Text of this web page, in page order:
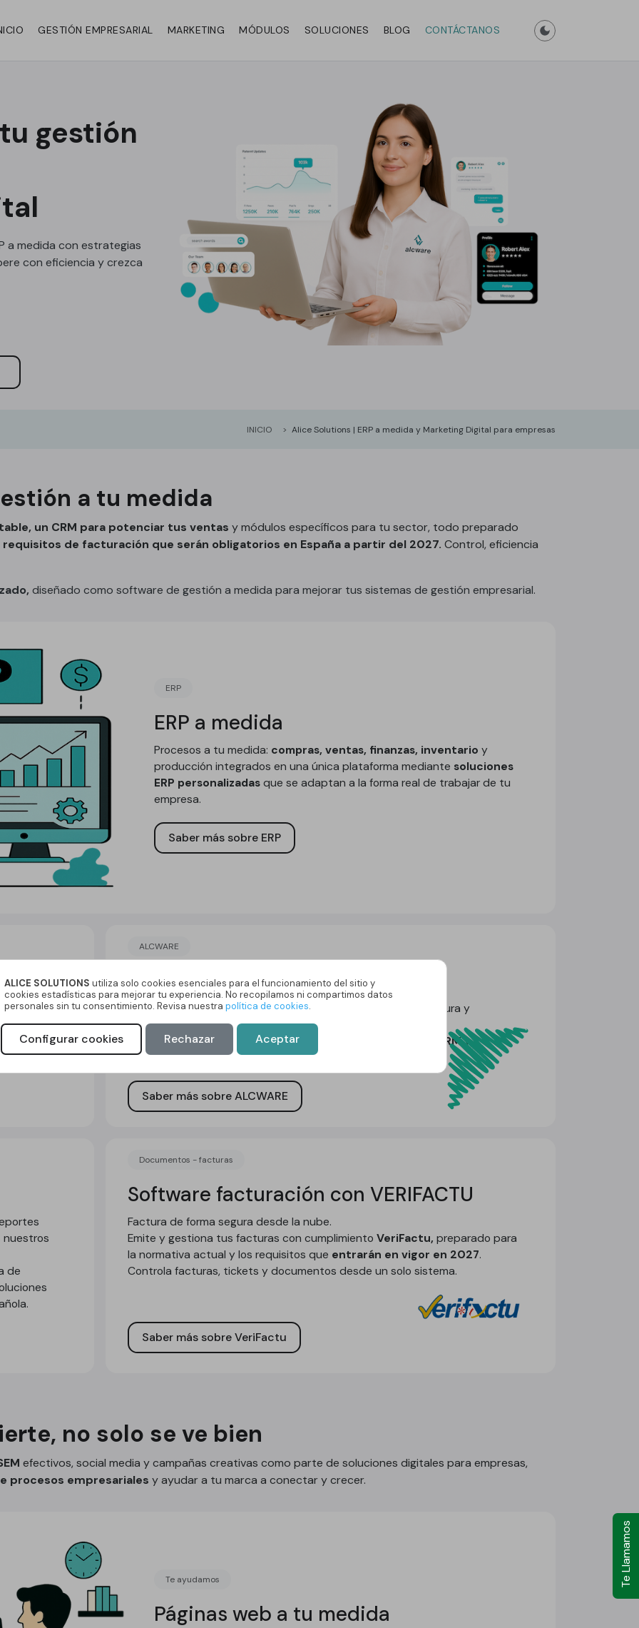
GESTIÓN EMPRESARIAL MARKETING MÓDULOS SOLUCIONES BLOG CONTÁCTANOS
gestión
a medida con estrategias
con eficiencia y crezca
INICIO Alice Solutions | ERP a medida y Marketing Digital para empresas
a tu medida
un CRM para potenciar tus ventas y módulos específicos para tu sector, todo preparado
requisitos de facturación que serán obligatorios en España a partir del 2027. Control, eficiencia
diseñado como software de gestión a medida para mejorar tus sistemas de gestión empresarial.
ERP
ERP a medida
Procesos a tu medida: compras, ventas, finanzas, inventario y
producción integrados en una única plataforma mediante soluciones
ERP personalizadasque se adaptan a la forma real de trabajar de tu
empresa.
Saber más sobre ERP
tareas
la
ALCWARE
ALCWARE
Construimos tu sistema sobre tecnología propia, robusta, segura y
escalable.
ALCWAREes la base que impulsa nuestras soluciones ERP, CRMy
plataformas cloud.
Saber más sobre ALCWARE
nuestros
de
Documentos - facturas
Software facturación con VERIFACTU
Factura de forma segura desde la nube.
Emite y gestiona tus facturas con cumplimiento VeriFactu, preparado para
la normativa actual y los requisitos que entrarán en vigor en 2027.
Controla facturas, tickets y documentos desde un solo sistema.
Saber más sobre VeriFactu
no solo se ve bien
efectivos, social media y campañas creativas como parte de soluciones digitales para empresas,
procesos empresariales y ayudar a tu marca a conectar y crecer.
Te ayudamos
Páginas web a tu medida
Te Llamamos
ALICE SOLUTIONSutiliza solo cookies esenciales para el funcionamiento del sitio y
cookies estadísticas para mejorar tu experiencia. No recopilamos ni compartimos datos
personales sin tu consentimiento. Revisa nuestrapolítica de cookies.
Configurar cookies Rechazar Aceptar